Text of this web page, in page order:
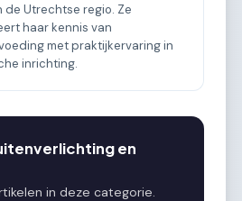
de Utrechtse regio. Ze
haar kennis van
met praktijkervaring in
inrichting.
en
in deze categorie.